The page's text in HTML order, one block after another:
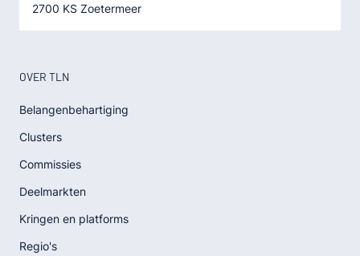
2700 KS Zoetermeer
OVER TLN
Belangenbehartiging
Clusters
Commissies
Deelmarkten
Kringen en platforms
Regio's